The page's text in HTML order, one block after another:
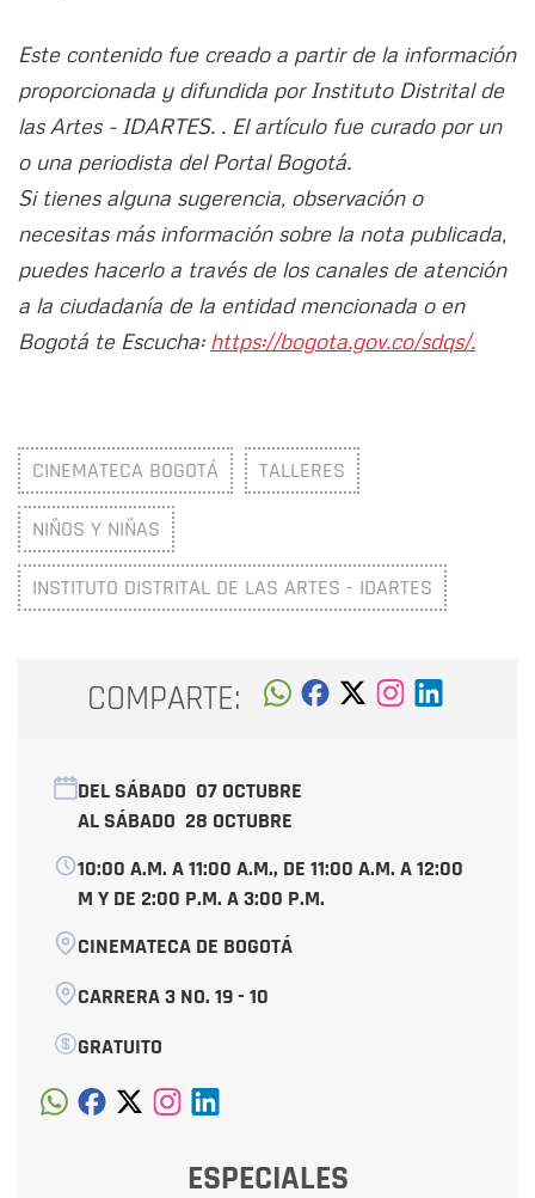
Este contenido fue creado a partir de la información
proporcionada y difundida por Instituto Distrital de
las Artes - IDARTES. . El artículo fue curado por un
o una periodista del Portal Bogotá.
Si tienes alguna sugerencia, observación o
necesitas más información sobre la nota publicada,
puedes hacerlo a través de los canales de atención
a la ciudadanía de la entidad mencionada o en
Bogotá te Escucha: https://bogota.gov.co/sdqs/.
CINEMATECA BOGOTÁ TALLERES
NIÑOS Y NIÑAS
INSTITUTO DISTRITAL DE LAS ARTES - IDARTES
COMPARTE:
DEL SÁBADO 07 OCTUBRE
AL SÁBADO 28 OCTUBRE
10:00 A.M. A 11:00 A.M., DE 11:00 A.M. A 12:00
M Y DE 2:00 P.M. A 3:00 P.M.
CINEMATECA DE BOGOTÁ
CARRERA 3 NO. 19 - 10
GRATUITO
ESPECIALES